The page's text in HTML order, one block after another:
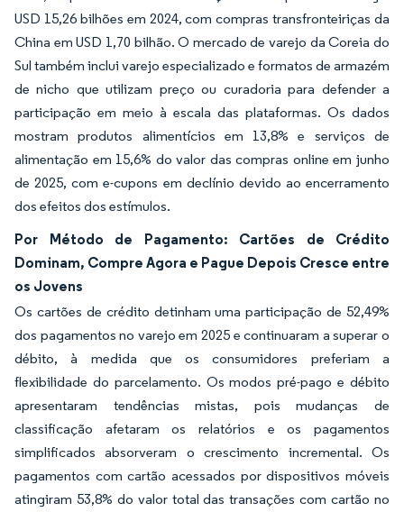
USD 15,26 bilhões em 2024, com compras transfronteiriças da
China em USD 1,70 bilhão. O mercado de varejo da Coreia do
Sul também inclui varejo especializado e formatos de armazém
de nicho que utilizam preço ou curadoria para defender a
participação em meio à escala das plataformas. Os dados
mostram produtos alimentícios em 13,8% e serviços de
alimentação em 15,6% do valor das compras online em junho
de 2025, com e-cupons em declínio devido ao encerramento
dos efeitos dos estímulos.
Por Método de Pagamento: Cartões de Crédito
Dominam, Compre Agora e Pague Depois Cresce entre
os Jovens
Os cartões de crédito detinham uma participação de 52,49%
dos pagamentos no varejo em 2025 e continuaram a superar o
débito, à medida que os consumidores preferiam a
flexibilidade do parcelamento. Os modos pré-pago e débito
apresentaram tendências mistas, pois mudanças de
classificação afetaram os relatórios e os pagamentos
simplificados absorveram o crescimento incremental. Os
pagamentos com cartão acessados por dispositivos móveis
atingiram 53,8% do valor total das transações com cartão no